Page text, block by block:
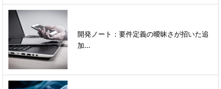
開発ノート：要件定義の曖昧さが招いた追
加...